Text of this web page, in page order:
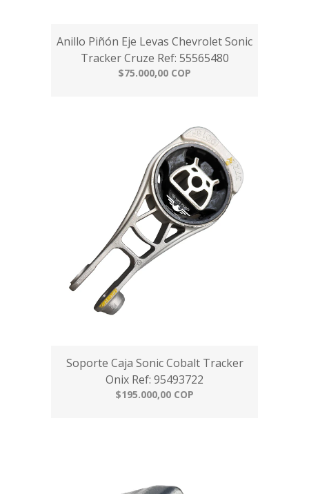
Anillo Piñón Eje Levas Chevrolet Sonic
Tracker Cruze Ref: 55565480
$75.000,00 COP
Soporte Caja Sonic Cobalt Tracker
Onix Ref: 95493722
$195.000,00 COP